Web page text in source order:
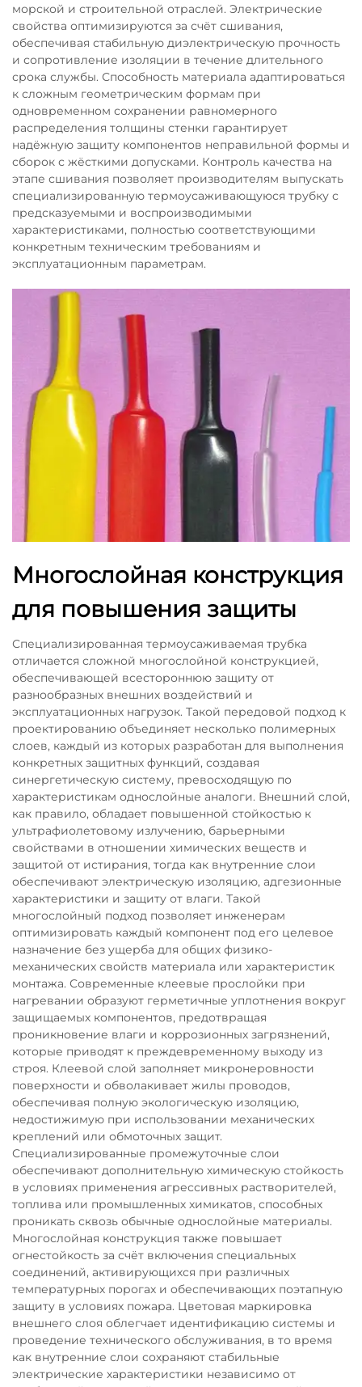
морской и строительной отраслей. Электрические
свойства оптимизируются за счёт сшивания,
обеспечивая стабильную диэлектрическую прочность
и сопротивление изоляции в течение длительного
срока службы. Способность материала адаптироваться
к сложным геометрическим формам при
одновременном сохранении равномерного
распределения толщины стенки гарантирует
надёжную защиту компонентов неправильной формы и
сборок с жёсткими допусками. Контроль качества на
этапе сшивания позволяет производителям выпускать
специализированную термоусаживающуюся трубку с
предсказуемыми и воспроизводимыми
характеристиками, полностью соответствующими
конкретным техническим требованиям и
эксплуатационным параметрам.
Многослойная конструкция
для повышения защиты
Специализированная термоусаживаемая трубка
отличается сложной многослойной конструкцией,
обеспечивающей всестороннюю защиту от
разнообразных внешних воздействий и
эксплуатационных нагрузок. Такой передовой подход к
проектированию объединяет несколько полимерных
слоев, каждый из которых разработан для выполнения
конкретных защитных функций, создавая
синергетическую систему, превосходящую по
характеристикам однослойные аналоги. Внешний слой,
как правило, обладает повышенной стойкостью к
ультрафиолетовому излучению, барьерными
свойствами в отношении химических веществ и
защитой от истирания, тогда как внутренние слои
обеспечивают электрическую изоляцию, адгезионные
характеристики и защиту от влаги. Такой
многослойный подход позволяет инженерам
оптимизировать каждый компонент под его целевое
назначение без ущерба для общих физико-
механических свойств материала или характеристик
монтажа. Современные клеевые прослойки при
нагревании образуют герметичные уплотнения вокруг
защищаемых компонентов, предотвращая
проникновение влаги и коррозионных загрязнений,
которые приводят к преждевременному выходу из
строя. Клеевой слой заполняет микронеровности
поверхности и обволакивает жилы проводов,
обеспечивая полную экологическую изоляцию,
недостижимую при использовании механических
креплений или обмоточных защит.
Специализированные промежуточные слои
обеспечивают дополнительную химическую стойкость
в условиях применения агрессивных растворителей,
топлива или промышленных химикатов, способных
проникать сквозь обычные однослойные материалы.
Многослойная конструкция также повышает
огнестойкость за счёт включения специальных
соединений, активирующихся при различных
температурных порогах и обеспечивающих поэтапную
защиту в условиях пожара. Цветовая маркировка
внешнего слоя облегчает идентификацию системы и
проведение технического обслуживания, в то время
как внутренние слои сохраняют стабильные
электрические характеристики независимо от